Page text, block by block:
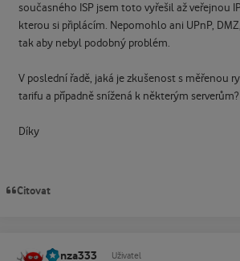
současného ISP jsem toto vyřešil až veřejnou
kterou si připlácím. Nepomohlo ani UPnP,
tak aby nebyl podobný problém.
V poslední řadě, jaká je zkušenost s měřenou
tarifu a případně snížená k některým serverům?
Díky
Citovat
Honza333 Uživatel